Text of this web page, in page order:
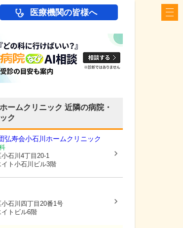
医療機関の皆様へ
ームクリニック 近隣の病院・
ク
弘寿会小石川ホームクリニック
小石川4丁目20-1
ト小石川ビル3階
小石川四丁目20番1号
トビル6階